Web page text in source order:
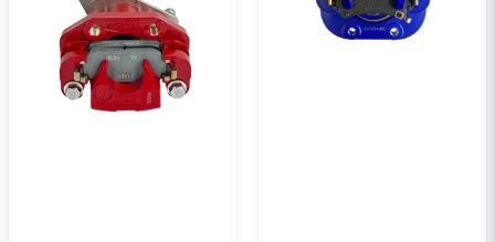
Veuillez envoyer une question